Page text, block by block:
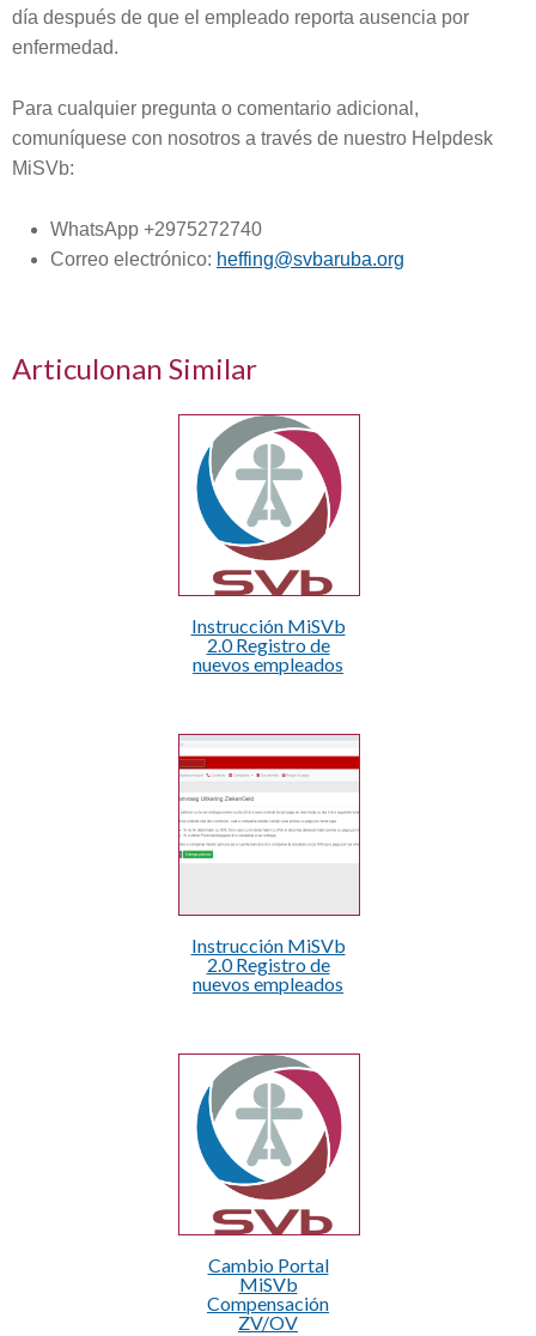
día después de que el empleado reporta ausencia por
enfermedad.
Para cualquier pregunta o comentario adicional,
comuníquese con nosotros a través de nuestro Helpdesk
MiSVb:
WhatsApp +2975272740
Correo electrónico: heffing@svbaruba.org
Articulonan Similar
Instrucción MiSVb
2.0 Registro de
nuevos empleados
Instrucción MiSVb
2.0 Registro de
nuevos empleados
Cambio Portal
MiSVb
Compensación
ZV/OV